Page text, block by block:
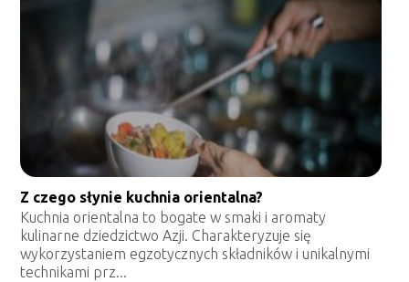
Z czego słynie kuchnia orientalna?
Kuchnia orientalna to bogate w smaki i aromaty
kulinarne dziedzictwo Azji. Charakteryzuje się
wykorzystaniem egzotycznych składników i unikalnymi
technikami prz...